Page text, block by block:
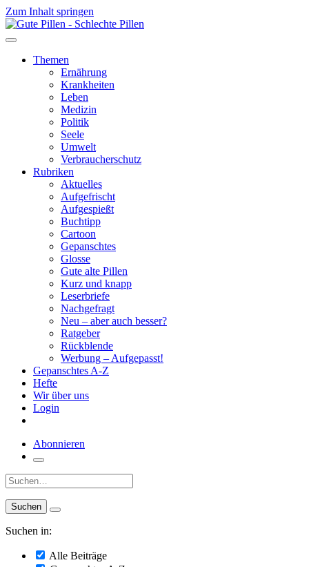
Zum Inhalt springen
Themen
Ernährung
Krankheiten
Leben
Medizin
Politik
Seele
Umwelt
Verbraucherschutz
Rubriken
Aktuelles
Aufgefrischt
Aufgespießt
Buchtipp
Cartoon
Gepanschtes
Glosse
Gute alte Pillen
Kurz und knapp
Leserbriefe
Nachgefragt
Neu – aber auch besser?
Ratgeber
Rückblende
Werbung – Aufgepasst!
Gepanschtes A-Z
Hefte
Wir über uns
Login
Abonnieren
Suche:
Suchen in:
Alle Beiträge